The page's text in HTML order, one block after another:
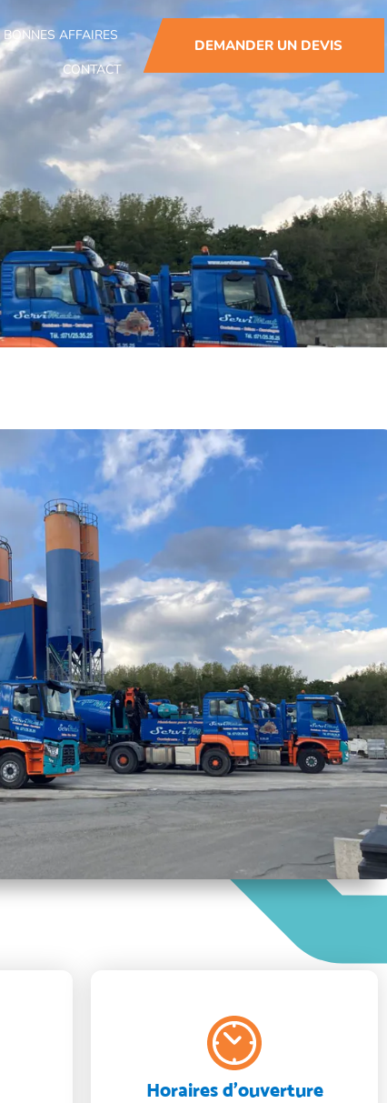
BONNES AFFAIRES
CONTACT
DEMANDER UN DEVIS
Horaires d'ouverture